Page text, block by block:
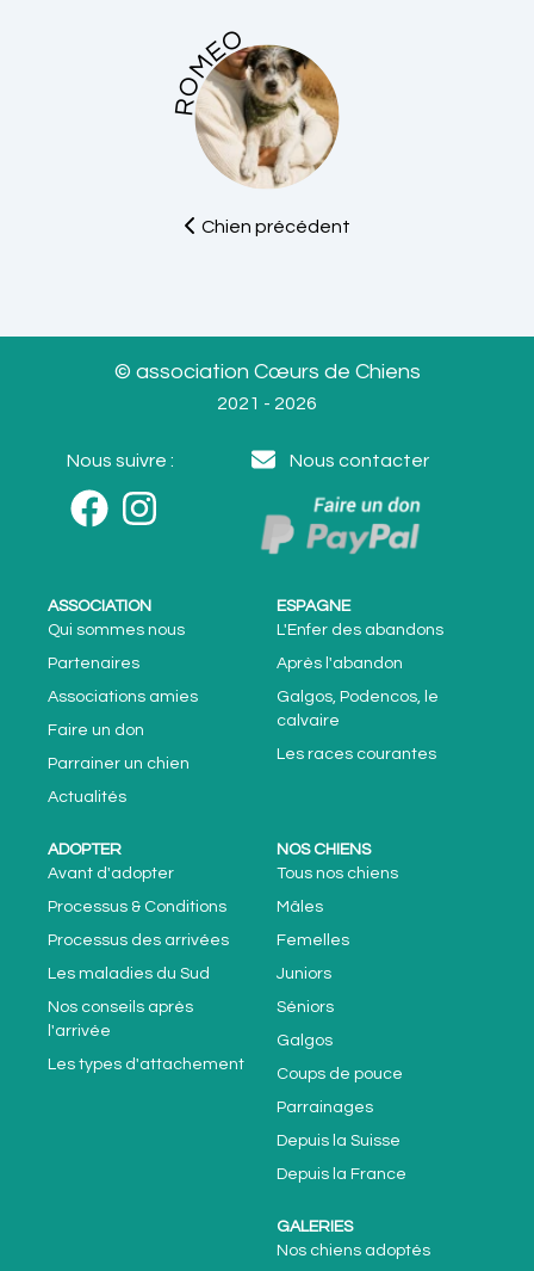
ROMEO
Chien précédent
© association Cœurs de Chiens
2021 - 2026
Nous suivre : Nous contacter
ASSOCIATION
Qui sommes nous
Partenaires
Associations amies
Faire un don
Parrainer un chien
Actualités
ESPAGNE
L'Enfer des abandons
Après l'abandon
Galgos, Podencos, le
calvaire
Les races courantes
ADOPTER
Avant d'adopter
Processus & Conditions
Processus des arrivées
Les maladies du Sud
Nos conseils après
l'arrivée
Les types d'attachement
NOS CHIENS
Tous nos chiens
Mâles
Femelles
Juniors
Séniors
Galgos
Coups de pouce
Parrainages
Depuis la Suisse
Depuis la France
GALERIES
Nos chiens adoptés